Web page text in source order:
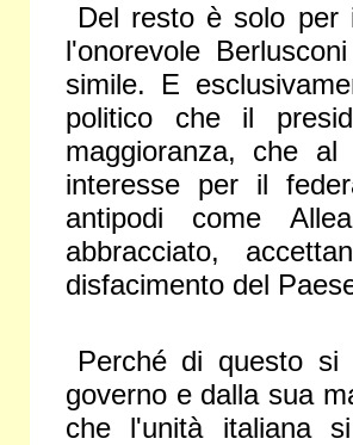
Del resto è solo per
l'onorevole
simile. E
politico che il
maggioranza, che
interesse per il
antipodi come
abbracciato,
disfacimento del
Perché di questo si
governo e dalla sua
che l'unità italiana